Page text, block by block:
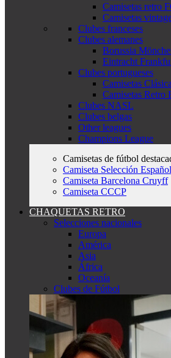
Camisetas retro
Camisetas
Clubes franceses
Clubes alemanes
Borussia
Eintracht
Clubes portugueses
Camisetas
Camisetas Retro
Clubes NASL
Clubes belgas
Other leagues
Champions League
Camisetas de fútbol
Camiseta Selección
Camiseta Barcelona Cruyff
Camiseta CCCP
CHAQUETAS RETRO
Selecciones nacionales
Europa
América
Asia
África
Oceanía
Clubes de Fútbol